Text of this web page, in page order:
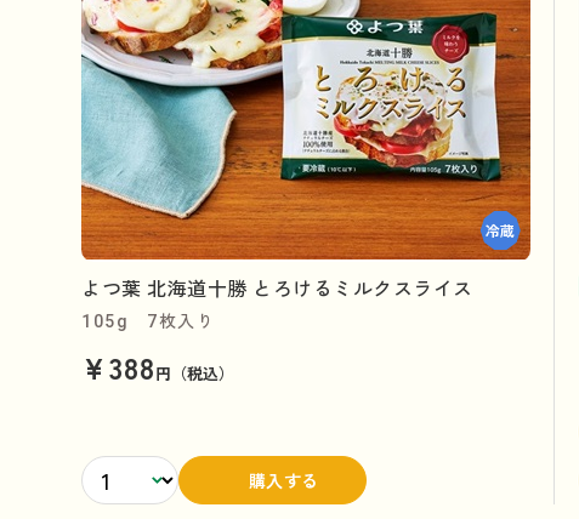
よつ葉 北海道十勝 とろけるミルクスライス
105g 7枚入り
¥388円（税込）
購入する